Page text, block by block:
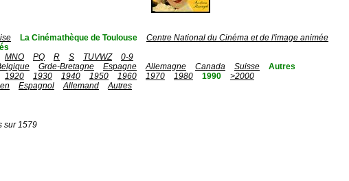
La Cinémathèque de Toulouse
Centre National du Cinéma et de l'image animée
MNO PQ R S TUVWZ
0-9
Grde-Bretagne Espagne Allemagne Canada Suisse
Autres
1920 1930 1940 1950 1960 1970 1980 1990
>2000
Espagnol Allemand
Autres
sur 1579